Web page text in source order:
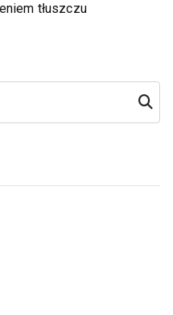
tłuszczu
Szukaj